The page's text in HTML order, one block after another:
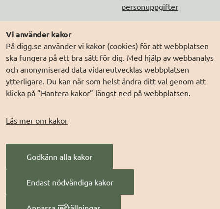
Vi använder kakor
På digg.se använder vi kakor (cookies) för att webbplatsen
ska fungera på ett bra sätt för dig. Med hjälp av webbanalys
och anonymiserad data vidareutvecklas webbplatsen
ytterligare. Du kan när som helst ändra ditt val genom att
klicka på ”Hantera kakor” längst ned på webbplatsen.
Läs mer om kakor
Godkänn alla kakor
Endast nödvändiga kakor
personuppgifter
Följ oss
DIGG på
Prenumerera på nyheter
DIGG på
LinkedIn
DIGG på
PressMachine
DIGG på
Digg play
Elegitimation.se
Min myndighetspost
Sveriges dataportal
Sweden Connect
förvaltning